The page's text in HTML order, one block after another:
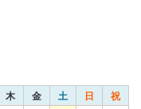
木 金 土 日 祝